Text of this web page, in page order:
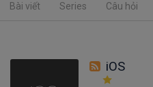
Bài viết Series Câu hỏi
iOS